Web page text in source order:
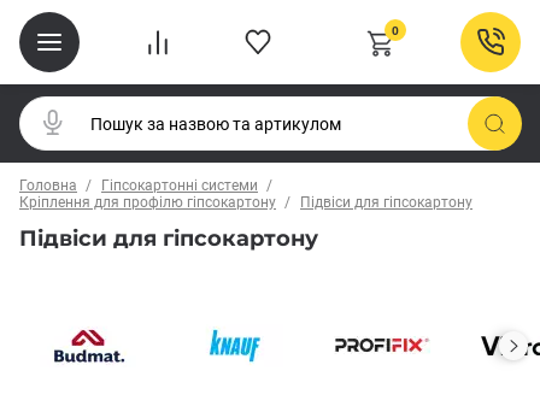
0
Головна
Гіпсокартонні системи
Кріплення для профілю гіпсокартону
Підвіси для гіпсокартону
Підвіси для гіпсокартону